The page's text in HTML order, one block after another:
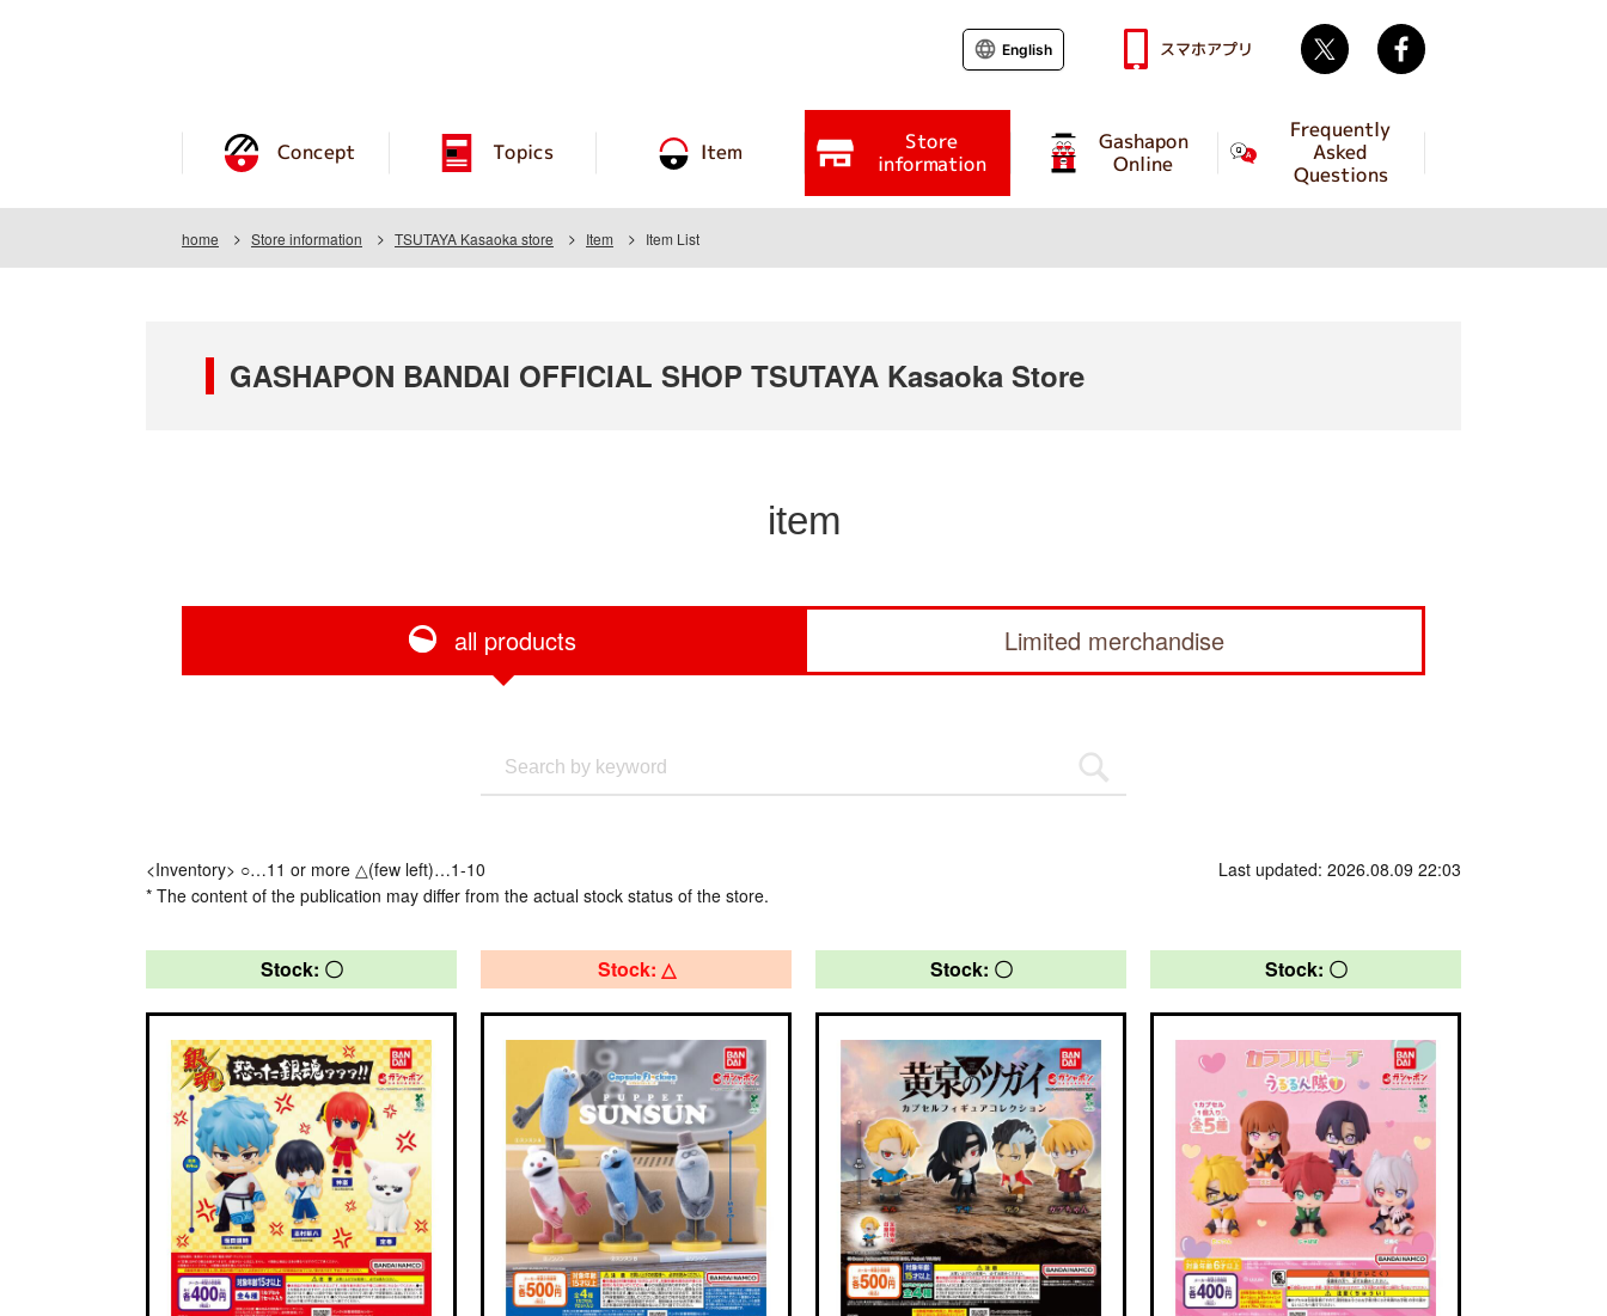
Concept Topics Item Store
information
Gashapon
Online
Frequently
Asked
Questions
English スマホアプリ Twitter
home Store information TSUTAYA Kasaoka store Item Item List
GASHAPON BANDAI OFFICIAL SHOP TSUTAYA Kasaoka Store
item
all products Limited merchandise
<Inventory> ○…11 or more △(few left)…1-10
* The content of the publication may differ from the actual stock status of the store.
Last updated: 2026.08.09 22:03
Stock: 〇 Stock: △ Stock: 〇 Stock: 〇